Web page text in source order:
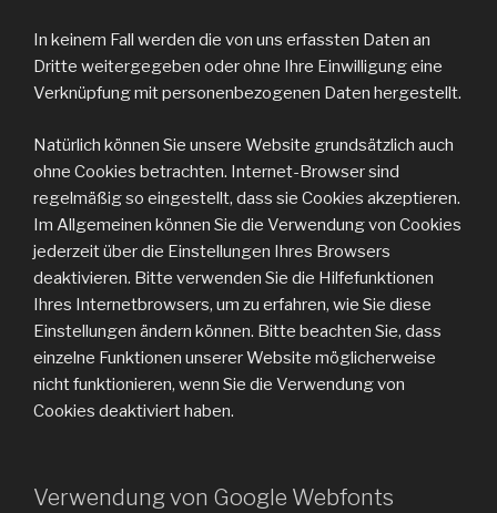
In keinem Fall werden die von uns erfassten Daten an
Dritte weitergegeben oder ohne Ihre Einwilligung eine
Verknüpfung mit personenbezogenen Daten hergestellt.
Natürlich können Sie unsere Website grundsätzlich auch
ohne Cookies betrachten. Internet-Browser sind
regelmäßig so eingestellt, dass sie Cookies akzeptieren.
Im Allgemeinen können Sie die Verwendung von Cookies
jederzeit über die Einstellungen Ihres Browsers
deaktivieren. Bitte verwenden Sie die Hilfefunktionen
Ihres Internetbrowsers, um zu erfahren, wie Sie diese
Einstellungen ändern können. Bitte beachten Sie, dass
einzelne Funktionen unserer Website möglicherweise
nicht funktionieren, wenn Sie die Verwendung von
Cookies deaktiviert haben.
Verwendung von Google Webfonts